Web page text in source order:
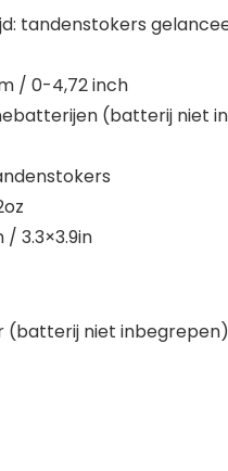
tandenstokers
/ 0-4,72 inch
(batterij niet
3.3×3.9in
(batterij niet inbegrepen)